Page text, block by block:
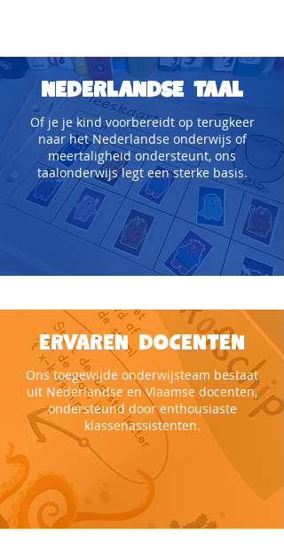
nederlandse taal
Of je je kind voorbereidt op terugkeer
naar het Nederlandse onderwijs of
meertaligheid ondersteunt, ons
taalonderwijs legt een sterke basis.
Ervaren docenten
Ons toegewijde onderwijsteam bestaat
uit Nederlandse en Vlaamse docenten,
ondersteund door enthousiaste
klassenassistenten.